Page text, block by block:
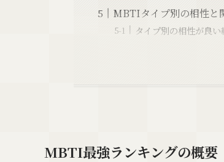
MBTIタイプ別の相性と
タイプ別の相性が良
MBTI最強ランキングの概要